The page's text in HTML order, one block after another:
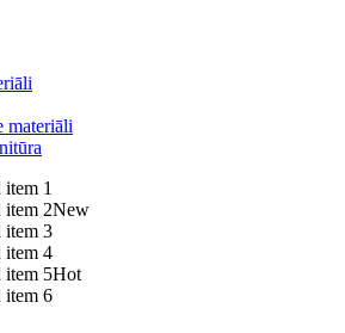
materiāli
1
2New
item 3
item 4
item 5Hot
item 6